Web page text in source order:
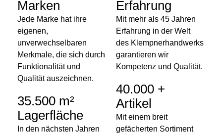
Marken
Jede Marke hat ihre
eigenen,
unverwechselbaren
Merkmale, die sich durch
Funktionalität und
Qualität auszeichnen.
35.500 m²
Lagerfläche
In den nächsten Jahren
Erfahrung
Mit mehr als 45 Jahren
Erfahrung in der Welt
des Klempnerhandwerks
garantieren wir
Kompetenz und Qualität.
40.000 +
Artikel
Mit einem breit
gefächerten Sortiment